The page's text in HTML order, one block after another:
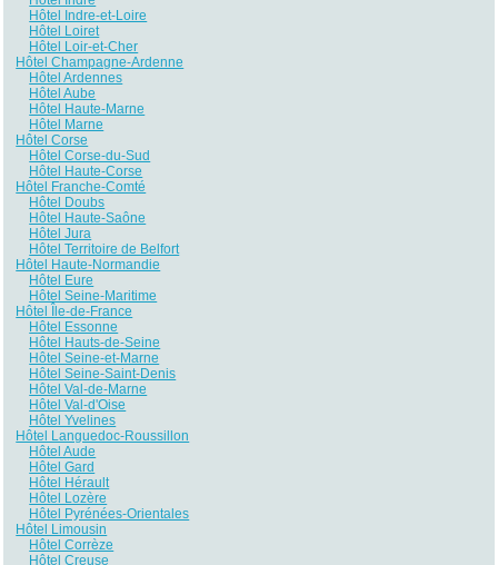
Hôtel Indre-et-Loire
Hôtel Loiret
Hôtel Loir-et-Cher
Hôtel Champagne-Ardenne
Hôtel Ardennes
Hôtel Aube
Hôtel Haute-Marne
Hôtel Marne
Hôtel Corse
Hôtel Corse-du-Sud
Hôtel Haute-Corse
Hôtel Franche-Comté
Hôtel Doubs
Hôtel Haute-Saône
Hôtel Jura
Hôtel Territoire de Belfort
Hôtel Haute-Normandie
Hôtel Eure
Hôtel Seine-Maritime
Hôtel Île-de-France
Hôtel Essonne
Hôtel Hauts-de-Seine
Hôtel Seine-et-Marne
Hôtel Seine-Saint-Denis
Hôtel Val-de-Marne
Hôtel Val-d'Oise
Hôtel Yvelines
Hôtel Languedoc-Roussillon
Hôtel Aude
Hôtel Gard
Hôtel Hérault
Hôtel Lozère
Hôtel Pyrénées-Orientales
Hôtel Limousin
Hôtel Corrèze
Hôtel Creuse